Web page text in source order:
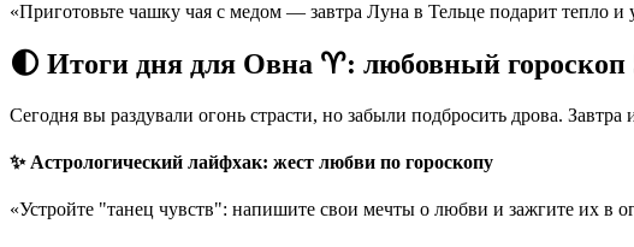
«Приготовьте чашку чая с медом — завтра Луна в Тельце подарит тепло
🌓 Итоги дня для Овна ♈: любовный гороскоп
Сегодня вы раздували огонь страсти, но забыли подбросить дрова.
✨ Астрологический лайфхак: жест любви по гороскопу
«Устройте "танец чувств": напишите свои мечты о любви и зажгите их в